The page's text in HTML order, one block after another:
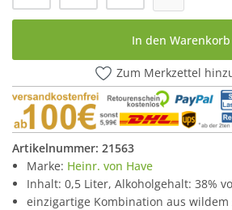
In den Warenkorb
Zum Merkzettel
Artikelnummer: 21563
Marke: Heinr. von Have
Inhalt: 0,5 Liter, Alkoholgehalt: 38%
einzigartige Kombination aus